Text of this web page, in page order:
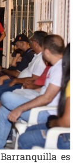
Barranquilla es